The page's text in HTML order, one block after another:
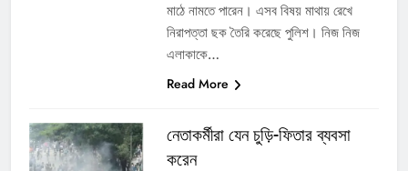
মাঠে নামতে পারেন। এসব বিষয় মাথায় রেখে
নিরাপত্তা ছক তৈরি করেছে পুলিশ। নিজ নিজ
এলাকাকে…
Read More
নেতাকর্মীরা যেন চুড়ি-ফিতার ব্যবসা
করেন